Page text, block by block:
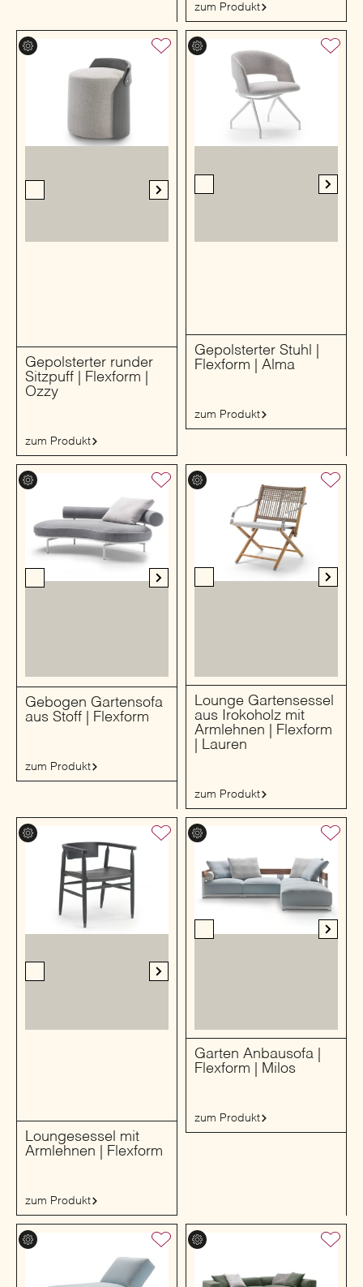
zum Produkt
Gepolsterter runder
Sitzpuff | Flexform |
Ozzy
zum Produkt
Gepolsterter Stuhl |
Flexform | Alma
zum Produkt
Gebogen Gartensofa
aus Stoff | Flexform
zum Produkt
Lounge Gartensessel
aus Irokoholz mit
Armlehnen | Flexform
| Lauren
zum Produkt
Loungesessel mit
Armlehnen | Flexform
zum Produkt
Garten Anbausofa |
Flexform | Milos
zum Produkt